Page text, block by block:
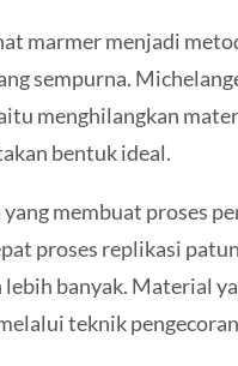
marmer menjadi
sempurna.
menghilangkan
bentuk ideal.
membuat proses
proses replikasi
banyak. Material
teknik